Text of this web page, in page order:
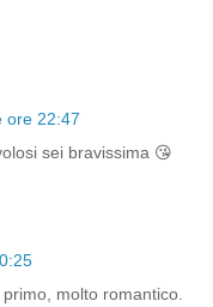
ore 22:47
sei bravissima 😘
molto romantico.